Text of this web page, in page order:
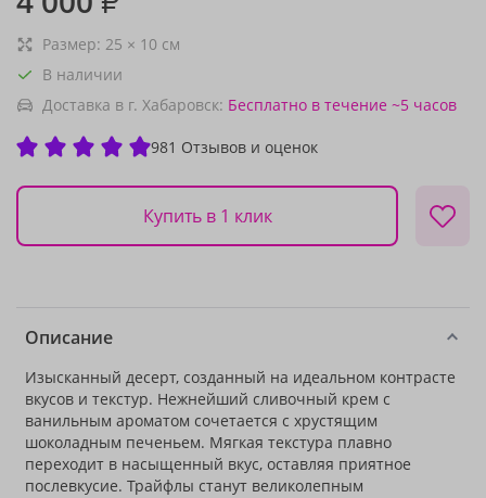
Размер: 25 × 10 см
В наличии
Доставка в г. Хабаровск: Бесплатно в течение ~5 часов
981 Отзывов и оценок
Купить в 1 клик
Описание
Изысканный десерт, созданный на идеальном контрасте
вкусов и текстур. Нежнейший сливочный крем с
ванильным ароматом сочетается с хрустящим
шоколадным печеньем. Мягкая текстура плавно
переходит в насыщенный вкус, оставляя приятное
послевкусие. Трайфлы станут великолепным